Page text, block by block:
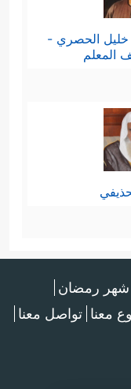
خليل الحصري -
المعلم
شهر رمضان
معنا تواصل معنا